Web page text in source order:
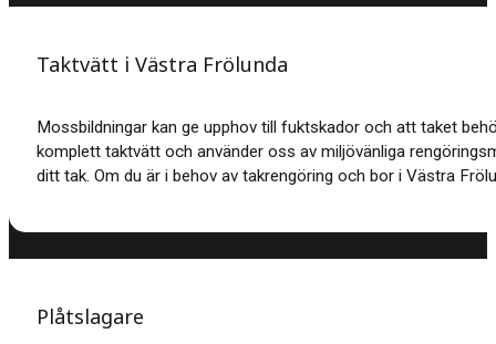
Taktvätt i Västra Frölunda
Mossbildningar kan ge upphov till fuktskador och att taket
komplett taktvätt och använder oss av miljövänliga
ditt tak. Om du är i behov av takrengöring och bor i Västra
Plåtslagare